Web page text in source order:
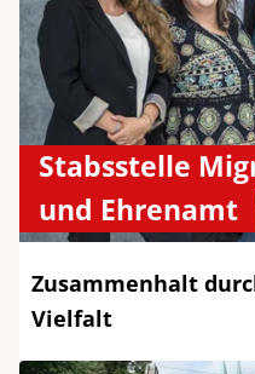
Stabsstelle
und Ehrenamt
Zusammenhalt
Vielfalt